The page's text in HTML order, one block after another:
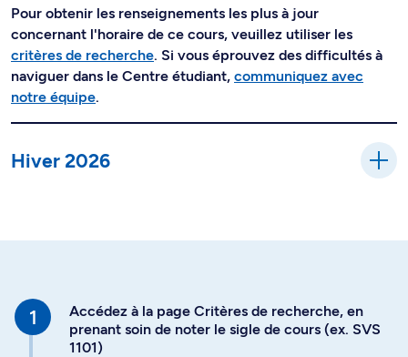
Pour obtenir les renseignements les plus à jour
concernant l'horaire de ce cours, veuillez utiliser les
critères de recherche. Si vous éprouvez des difficultés à
naviguer dans le Centre étudiant, communiquez avec
notre équipe.
Hiver 2026
Accédez à la page Critères de recherche, en
prenant soin de noter le sigle de cours (ex. SVS
1101)